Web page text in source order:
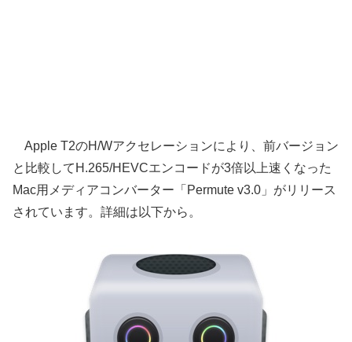
Apple T2のH/Wアクセレーションにより、前バージョン
と比較してH.265/HEVCエンコードが3倍以上速くなった
Mac用メディアコンバーター「Permute v3.0」がリリース
されています。詳細は以下から。